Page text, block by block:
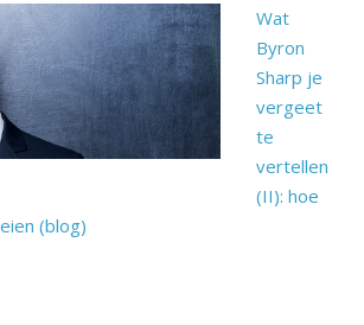
Wat
Byron
Sharp je
vergeet
te
vertellen
(II): hoe
(blog)